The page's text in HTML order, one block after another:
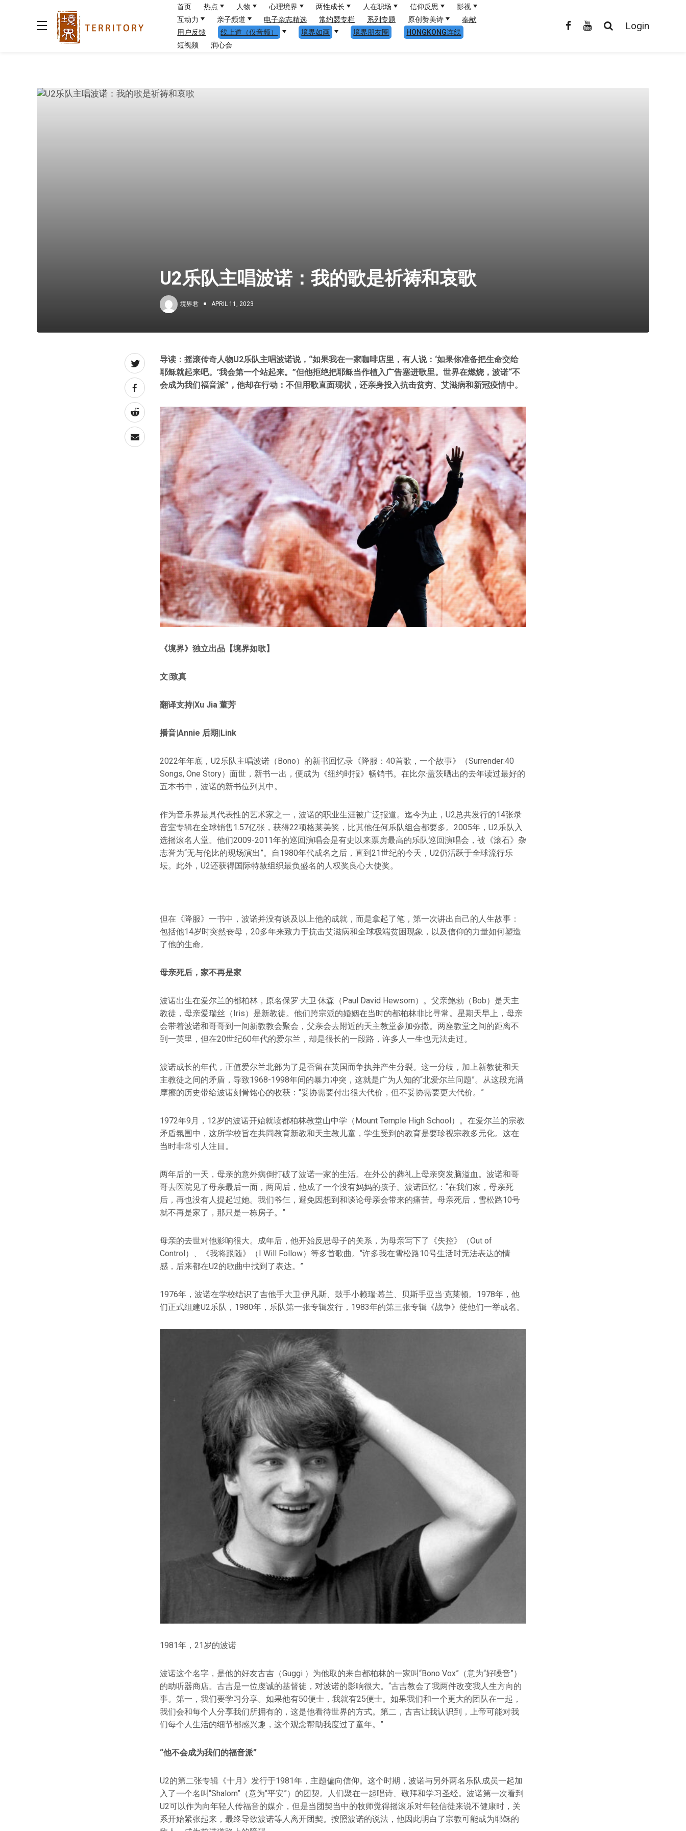
首页 热点 人物 心理境界 两性成长 人在职场 信仰反思
影视
互动力
亲子频道 电子杂志精选 常约瑟专栏 系列专题 原创赞美诗
奉献
用户反馈
线上道（仅音频） 境界如画 境界朋友圈
HONGKONG连线
短视频
润心会
Login
U2乐队主唱波诺：我的歌是祈祷和哀歌
境界君 APRIL 11, 2023
导读：摇滚传奇人物U2乐队主唱波诺说，“如果我在一家咖啡店里，有人说：‘如果你准备把生命交给
耶稣就起来吧。’我会第一个站起来。”但他拒绝把耶稣当作植入广告塞进歌里。世界在燃烧，波诺“不
会成为我们福音派”，他却在行动：不但用歌直面现状，还亲身投入抗击贫穷、艾滋病和新冠疫情中。
《境界》独立出品【境界如歌】
文|致真
翻译支持|Xu Jia 董芳
播音|Annie 后期|Link
2022年年底，U2乐队主唱波诺（Bono）的新书回忆录《降服：40首歌，一个故事》（Surrender:40
Songs, One Story）面世，新书一出，便成为《纽约时报》畅销书。在比尔·盖茨晒出的去年读过最好的
五本书中，波诺的新书位列其中。
作为音乐界最具代表性的艺术家之一，波诺的职业生涯被广泛报道。迄今为止，U2总共发行的14张录
音室专辑在全球销售1.57亿张，获得22项格莱美奖，比其他任何乐队组合都要多。2005年，U2乐队入
选摇滚名人堂。他们2009-2011年的巡回演唱会是有史以来票房最高的乐队巡回演唱会，被《滚石》杂
志誉为“无与伦比的现场演出”。自1980年代成名之后，直到21世纪的今天，U2仍活跃于全球流行乐
坛。此外，U2还获得国际特赦组织最负盛名的人权奖良心大使奖。
但在《降服》一书中，波诺并没有谈及以上他的成就，而是拿起了笔，第一次讲出自己的人生故事：
包括他14岁时突然丧母，20多年来致力于抗击艾滋病和全球极端贫困现象，以及信仰的力量如何塑造
了他的生命。
母亲死后，家不再是家
波诺出生在爱尔兰的都柏林，原名保罗·大卫·休森（Paul David Hewsom）。父亲鲍勃（Bob）是天主
教徒，母亲爱瑞丝（Iris）是新教徒。他们跨宗派的婚姻在当时的都柏林非比寻常。星期天早上，母亲
会带着波诺和哥哥到一间新教教会聚会，父亲会去附近的天主教堂参加弥撒。两座教堂之间的距离不
到一英里，但在20世纪60年代的爱尔兰，却是很长的一段路，许多人一生也无法走过。
波诺成长的年代，正值爱尔兰北部为了是否留在英国而争执并产生分裂。这一分歧，加上新教徒和天
主教徒之间的矛盾，导致1968-1998年间的暴力冲突，这就是广为人知的“北爱尔兰问题”。从这段充满
摩擦的历史带给波诺刻骨铭心的收获：“妥协需要付出很大代价，但不妥协需要更大代价。”
1972年9月，12岁的波诺开始就读都柏林教堂山中学（Mount Temple High School）。在爱尔兰的宗教
矛盾氛围中，这所学校旨在共同教育新教和天主教儿童，学生受到的教育是要珍视宗教多元化。这在
当时非常引人注目。
两年后的一天，母亲的意外病倒打破了波诺一家的生活。在外公的葬礼上母亲突发脑溢血。波诺和哥
哥去医院见了母亲最后一面，两周后，他成了一个没有妈妈的孩子。波诺回忆：“在我们家，母亲死
后，再也没有人提起过她。我们爷仨，避免因想到和谈论母亲会带来的痛苦。母亲死后，雪松路10号
就不再是家了，那只是一栋房子。”
母亲的去世对他影响很大。成年后，他开始反思母子的关系，为母亲写下了《失控》（Out of
Control）、《我将跟随》（I Will Follow）等多首歌曲。“许多我在雪松路10号生活时无法表达的情
感，后来都在U2的歌曲中找到了表达。”
1976年，波诺在学校结识了吉他手大卫·伊凡斯、鼓手小赖瑞·慕兰、贝斯手亚当·克莱顿。1978年，他
们正式组建U2乐队，1980年，乐队第一张专辑发行，1983年的第三张专辑《战争》使他们一举成名。
1981年，21岁的波诺
波诺这个名字，是他的好友古吉（Guggi ）为他取的来自都柏林的一家叫“Bono Vox”（意为“好嗓音”）
的助听器商店。古吉是一位虔诚的基督徒，对波诺的影响很大。“古吉教会了我两件改变我人生方向的
事。第一，我们要学习分享。如果他有50便士，我就有25便士。如果我们和一个更大的团队在一起，
我们会和每个人分享我们所拥有的，这是他看待世界的方式。第二，古吉让我认识到，上帝可能对我
们每个人生活的细节都感兴趣，这个观念帮助我度过了童年。”
“他不会成为我们的福音派”
U2的第二张专辑《十月》发行于1981年，主题偏向信仰。这个时期，波诺与另外两名乐队成员一起加
入了一个名叫“Shalom”（意为“平安”）的团契。人们聚在一起唱诗、敬拜和学习圣经。波诺第一次看到
U2可以作为向年轻人传福音的媒介，但是当团契当中的牧师觉得摇滚乐对年轻信徒来说不健康时，关
系开始紧张起来，最终导致波诺等人离开团契。按照波诺的说法，他因此明白了宗教可能成为耶稣的